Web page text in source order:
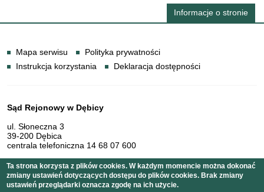
Informacje o stronie
Mapa serwisu
Polityka prywatności
Instrukcja korzystania
Deklaracja dostępności
Dane teleadresowe
Sąd Rejonowy w Dębicy
ul. Słoneczna 3
39-200 Dębica
centrala telefoniczna 14 68 07 600
Serwis pełni funkcję strony Biuletynu Informacji Publicznej
Ta strona korzysta z plików cookies. W każdym momencie można dokonać
zmiany ustawień dotyczących dostępu do plików cookies. Brak zmiany
ustawień przeglądarki oznacza zgodę na ich użycie.